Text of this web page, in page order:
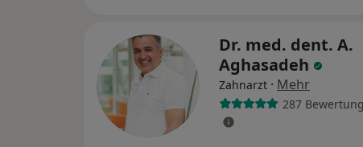
Dr. med. dent. A.
Aghasadeh
Zahnarzt · Mehr
287